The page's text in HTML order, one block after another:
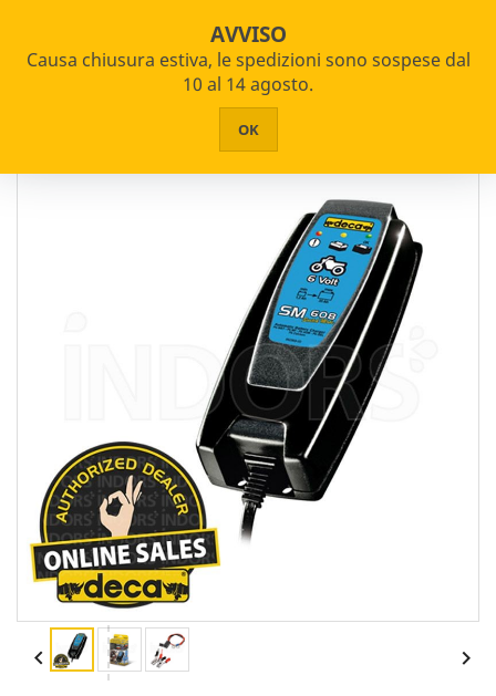

PRODOTTI
Carica Batterie
Filtro
da 0 a oltre 1000 €
INCLUDI PREVENTIVI
navigate_before CATEGORIA
 
AVVISO
Causa chiusura estiva, le spedizioni sono sospese dal
10 al 14 agosto.
OK